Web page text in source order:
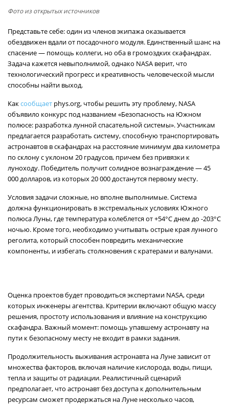
Фото из открытых источников
Представьте себе: один из членов экипажа оказывается
обездвижен вдали от посадочного модуля. Единственный шанс на
спасение — помощь коллеги, но оба в громоздких скафандрах.
Задача кажется невыполнимой, однако NASA верит, что
технологический прогресс и креативность человеческой мысли
способны найти выход.
Каксообщает phys.org, чтобы решить эту проблему, NASA
объявило конкурс под названием «Безопасность на Южном
полюсе: разработка лунной спасательной системы». Участникам
предлагается разработать систему, способную транспортировать
астронавтов в скафандрах на расстояние минимум два километра
по склону с уклоном 20 градусов, причем без привязки к
луноходу. Победитель получит солидное вознаграждение — 45
000 долларов, из которых 20 000 достанутся первому месту.
Условия задачи сложные, но вполне выполнимые. Система
должна функционировать в экстремальных условиях Южного
полюса Луны, где температура колеблется от +54°C днем до -203°C
ночью. Кроме того, необходимо учитывать острые края лунного
реголита, который способен повредить механические
компоненты, и избегать столкновения с кратерами и валунами.
Оценка проектов будет проводиться экспертами NASA, среди
которых инженеры агентства. Критерии включают общую массу
решения, простоту использования и влияние на конструкцию
скафандра. Важный момент: помощь упавшему астронавту на
пути к безопасному месту не входит в рамки задания.
Продолжительность выживания астронавта на Луне зависит от
множества факторов, включая наличие кислорода, воды, пищи,
тепла и защиты от радиации. Реалистичный сценарий
предполагает, что астронавт без доступа к дополнительным
ресурсам сможет продержаться на Луне несколько часов,